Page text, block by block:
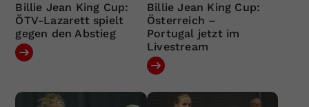
Billie Jean King Cup:
ÖTV-Lazarett spielt
gegen den Abstieg
Billie Jean King Cup:
Österreich –
Portugal jetzt im
Livestream